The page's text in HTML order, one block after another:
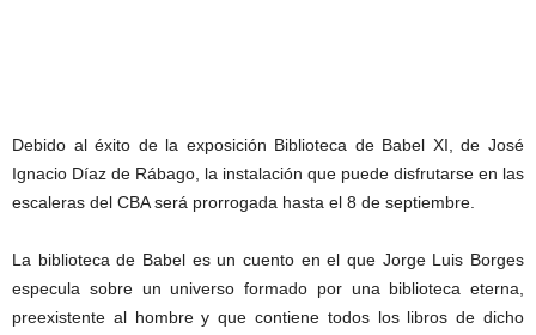
Debido al éxito de la exposición Biblioteca de Babel XI, de José
Ignacio Díaz de Rábago, la instalación que puede disfrutarse en las
escaleras del CBA será prorrogada hasta el 8 de septiembre.
La biblioteca de Babel es un cuento en el que Jorge Luis Borges
especula sobre un universo formado por una biblioteca eterna,
preexistente al hombre y que contiene todos los libros de dicho